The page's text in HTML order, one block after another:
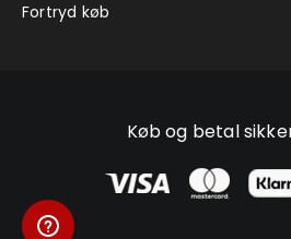
Fortryd køb
Køb og betal